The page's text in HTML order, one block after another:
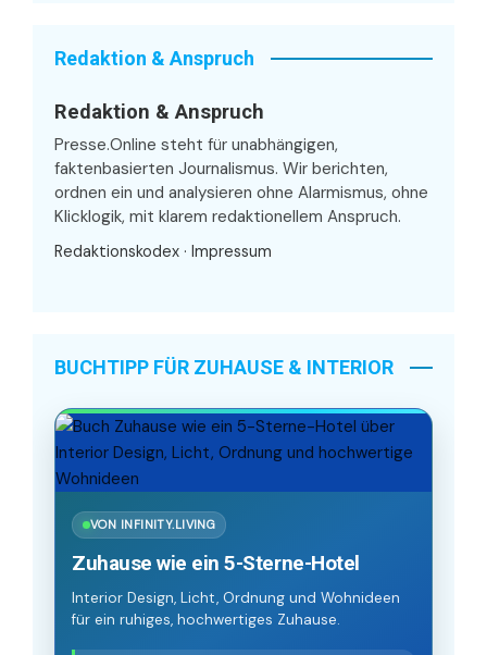
Redaktion & Anspruch
Redaktion & Anspruch
Presse.Online steht für unabhängigen,
faktenbasierten Journalismus. Wir berichten,
ordnen ein und analysieren ohne Alarmismus, ohne
Klicklogik, mit klarem redaktionellem Anspruch.
Redaktionskodex · Impressum
BUCHTIPP FÜR ZUHAUSE & INTERIOR
VON INFINITY.LIVING
Zuhause wie ein 5-Sterne-Hotel
Interior Design, Licht, Ordnung und Wohnideen
für ein ruhiges, hochwertiges Zuhause.